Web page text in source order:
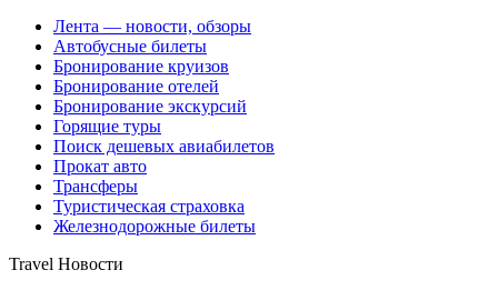
Лента — новости, обзоры
Автобусные билеты
Бронирование круизов
Бронирование отелей
Бронирование экскурсий
Горящие туры
Поиск дешевых авиабилетов
Прокат авто
Трансферы
Туристическая страховка
Железнодорожные билеты
Travel Новости